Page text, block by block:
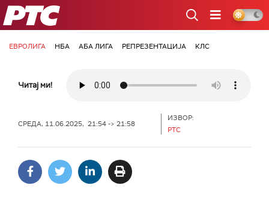
РТС
ЕВРОЛИГА НБА АБА ЛИГА РЕПРЕЗЕНТАЦИЈА КЛС
Читај ми!
СРЕДА, 11.06.2025, 21:54 -> 21:58
ИЗВОР:
РТС